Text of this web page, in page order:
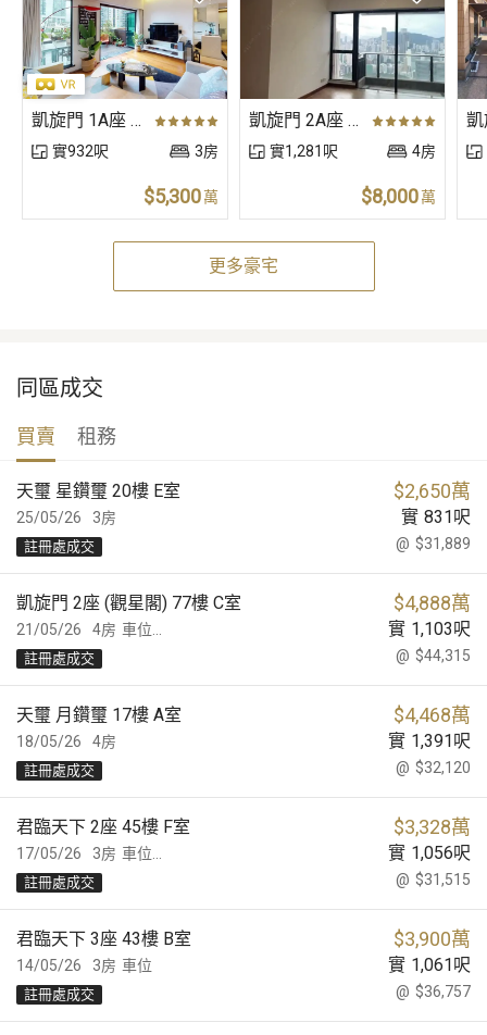
凱旋門 1A座 (朝日閣) 低層 C室
實932呎 3房
$5,300萬
凱旋門 2A座 (映月閣) 高層 A室
實1,281呎 4房
$8,000萬
更多豪宅
同區成交
買賣 租務
25/05/26
天璽 星鑽璽 20樓 E室 $2,650萬
實 831 呎
3房
@ $31,889
註冊處成交
21/05/26
凱旋門 2座 (觀星閣) 77樓 C室 $4,888萬
車位... 實 1,103呎
4房
@ $44,315
註冊處成交
18/05/26
天璽 月鑽璽 17樓 A室 $4,468萬
實 1,391 呎
4房
@ $32,120
註冊處成交
17/05/26
君臨天下 2座 45樓 F室 $3,328萬
車位... 實 1,056呎
3房
@ $31,515
註冊處成交
14/05/26
君臨天下 3座 43樓 B室 $3,900萬
車位 實 1,061 呎
3房
@ $36,757
註冊處成交